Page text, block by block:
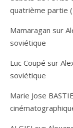
quatrième partie
Mamaragan sur
soviétique
Luc Coupé sur
soviétique
Marie Jose